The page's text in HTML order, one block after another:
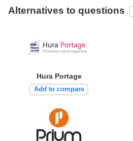
Alternatives to questions
Hura Portage
Add to compare